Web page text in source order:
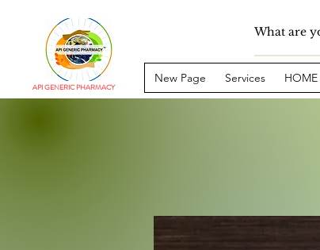
API GENERIC PHARMACY
New Page Services HOME